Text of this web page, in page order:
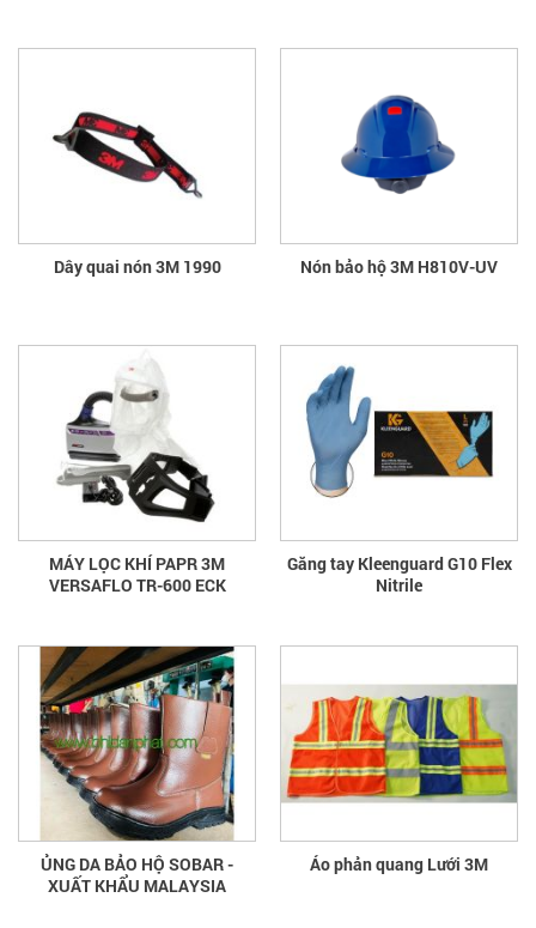
Dây quai nón 3M 1990 Nón bảo hộ 3M H810V-UV
MÁY LỌC KHÍ PAPR 3M
VERSAFLO TR-600 ECK
Găng tay Kleenguard G10 Flex
Nitrile
ỦNG DA BẢO HỘ SOBAR -
XUẤT KHẨU MALAYSIA
Áo phản quang Lưới 3M